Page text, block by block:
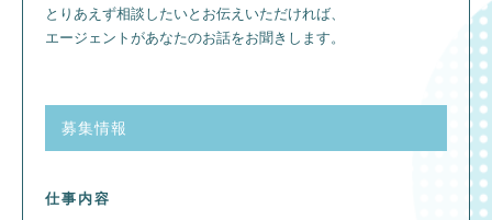
とりあえず相談したいとお伝えいただければ、
エージェントがあなたのお話をお聞きします。
募集情報
仕事内容